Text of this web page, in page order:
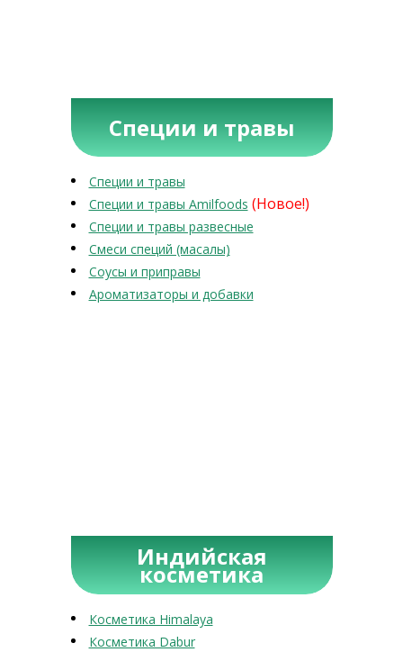
Специи и травы
Специи и травы
Специи и травы Amilfoods (Новое!)
Специи и травы развесные
Смеси специй (масалы)
Соусы и приправы
Ароматизаторы и добавки
Индийская
косметика
Косметика Himalaya
Косметика Dabur